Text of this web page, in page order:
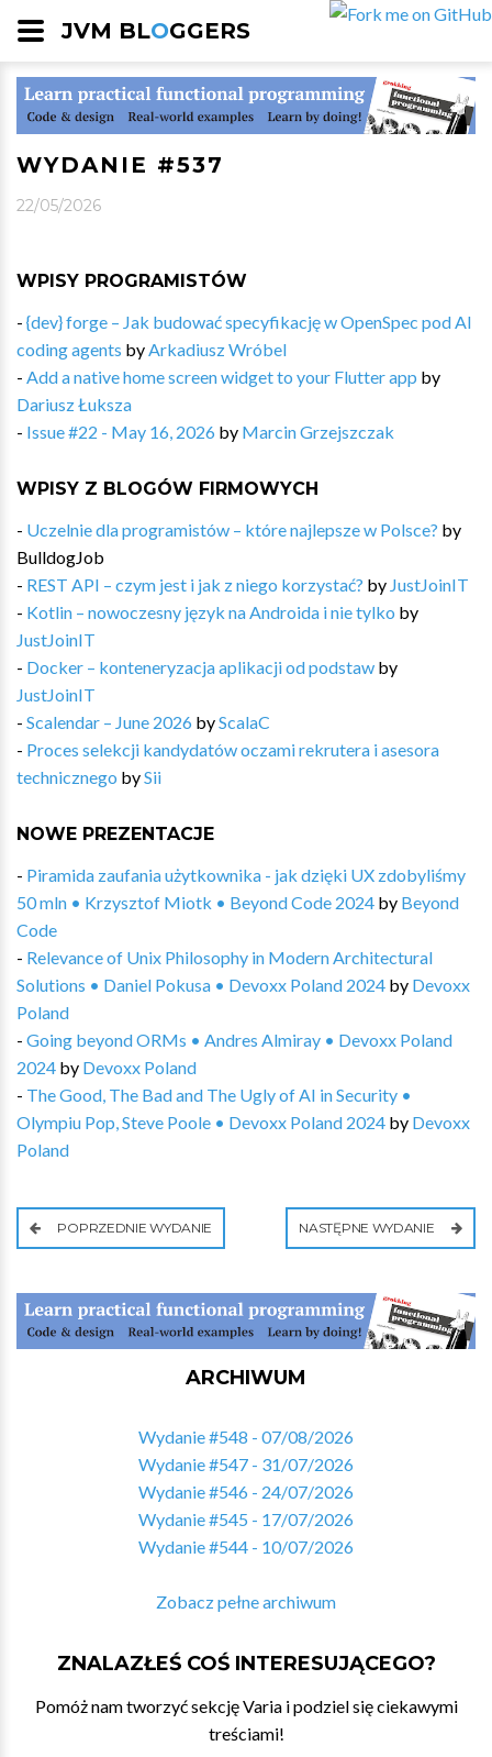
JVM BLOGGERS
WYDANIE #537
22/05/2026
WPISY PROGRAMISTÓW
- {dev} forge – Jak budować specyfikację w OpenSpec pod AI
coding agents by Arkadiusz Wróbel
- Add a native home screen widget to your Flutter app by
Dariusz Łuksza
- Issue #22 - May 16, 2026 by Marcin Grzejszczak
WPISY Z BLOGÓW FIRMOWYCH
- Uczelnie dla programistów – które najlepsze w Polsce? by
BulldogJob
- REST API – czym jest i jak z niego korzystać? by JustJoinIT
- Kotlin – nowoczesny język na Androida i nie tylko by
JustJoinIT
- Docker – konteneryzacja aplikacji od podstaw by
JustJoinIT
- Scalendar – June 2026 byScalaC
- Proces selekcji kandydatów oczami rekrutera i asesora
technicznego bySii
NOWE PREZENTACJE
- Piramida zaufania użytkownika - jak dzięki UX zdobyliśmy
50 mln • Krzysztof Miotk • Beyond Code 2024 by Beyond
Code
- Relevance of Unix Philosophy in Modern Architectural
Solutions • Daniel Pokusa • Devoxx Poland 2024 by Devoxx
Poland
- Going beyond ORMs • Andres Almiray • Devoxx Poland
2024 by Devoxx Poland
- The Good, The Bad and The Ugly of AI in Security •
Olympiu Pop, Steve Poole • Devoxx Poland 2024 by Devoxx
Poland
POPRZEDNIE WYDANIE NASTĘPNE WYDANIE
ARCHIWUM
Wydanie #548 - 07/08/2026
Wydanie #547 - 31/07/2026
Wydanie #546 - 24/07/2026
Wydanie #545 - 17/07/2026
Wydanie #544 - 10/07/2026
Zobacz pełne archiwum
ZNALAZŁEŚ COŚ INTERESUJĄCEGO?
Pomóż nam tworzyć sekcję Varia i podziel się ciekawymi
treściami!